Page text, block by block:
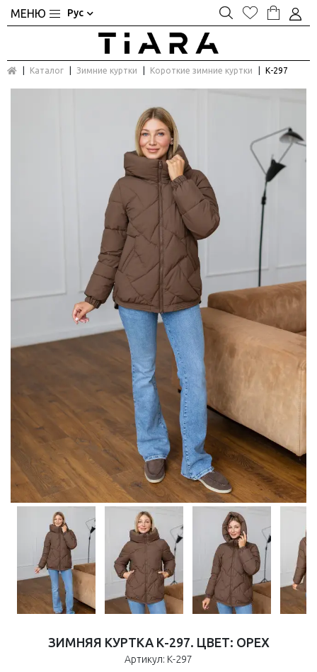
Рус
Каталог Зимние куртки Короткие зимние куртки К-297
ЗИМНЯЯ КУРТКА К-297. ЦВЕТ: ОРЕХ
Артикул: К-297